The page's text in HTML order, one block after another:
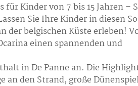
für Kinder von 7 bis 15 Jahren –
Sie Ihre Kinder in diesen
der belgischen Küste erleben!
einen spannenden und
in De Panne an. Die
den Strand, große